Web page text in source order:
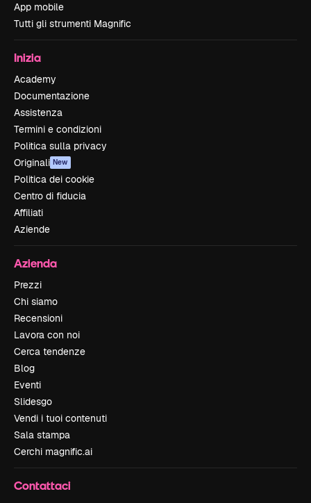
App mobile
Tutti gli strumenti Magnific
Inizia
Academy
Documentazione
Assistenza
Termini e condizioni
Politica sulla privacy
Originali New
Politica dei cookie
Centro di fiducia
Affiliati
Aziende
Azienda
Prezzi
Chi siamo
Recensioni
Lavora con noi
Cerca tendenze
Blog
Eventi
Slidesgo
Vendi i tuoi contenuti
Sala stampa
Cerchi magnific.ai
Contattaci